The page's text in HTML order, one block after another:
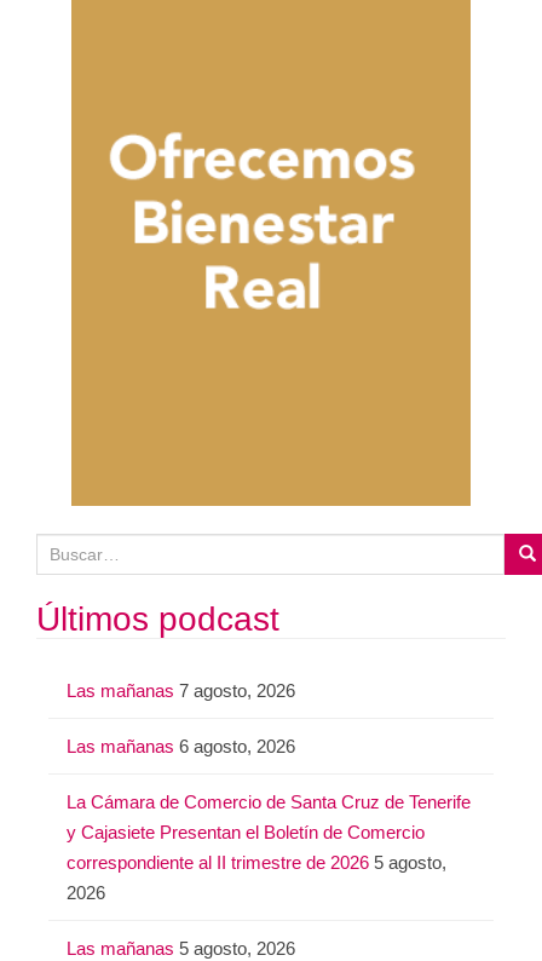
u
sÚltimos podcast
Las mañanas 7 agosto, 2026
Las mañanas 6 agosto, 2026
La Cámara de Comercio de Santa Cruz de Tenerife
y Cajasiete Presentan el Boletín de Comercio
correspondiente al II trimestre de 2026 5 agosto,
2026
Las mañanas 5 agosto, 2026